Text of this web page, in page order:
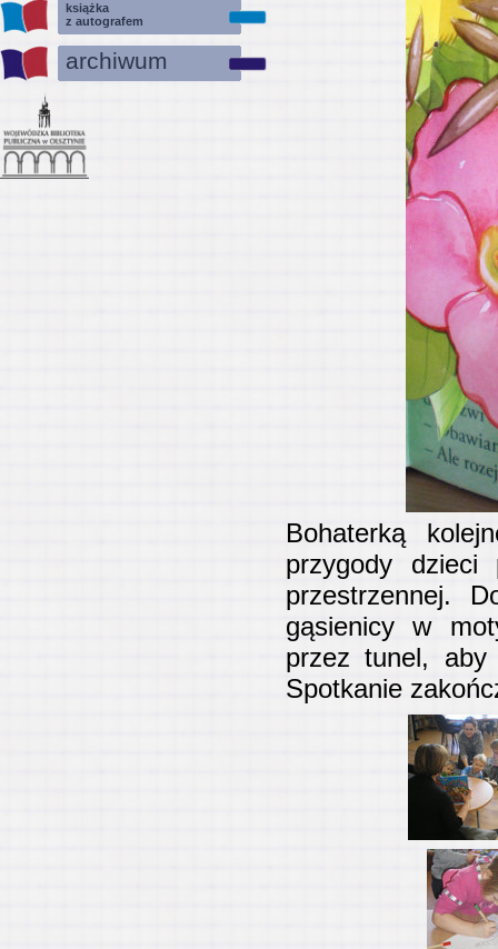
książka
z autografem
archiwum
Bohaterką
przygody dzieci
przestrzennej.
gąsienicy w
przez tunel, aby
Spotkanie